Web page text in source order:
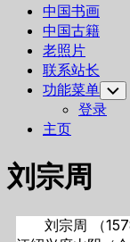
中国书画
中国古籍
老照片
联系站长
功能菜单
Child
Menu
登录
主页
刘宗周
刘宗周 （